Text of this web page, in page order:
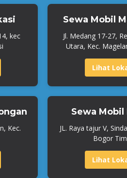
kec
Sewa Mobil
Jl. Medang 17-27,
Utara, Kec.
Lihat
Kec.
Sewa Mobil
JL. Raya tajur V,
Bogor
Lihat